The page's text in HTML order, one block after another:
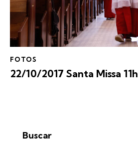
FOTOS
22/10/2017 Santa Missa 11h
Buscar